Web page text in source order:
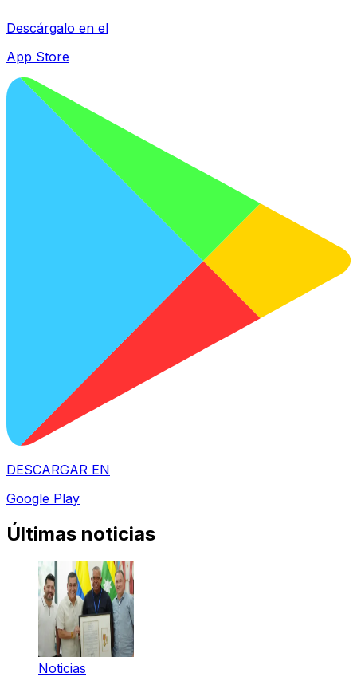
Descárgalo en el
App Store
DESCARGAR EN
Google Play
Últimas noticias
Noticias